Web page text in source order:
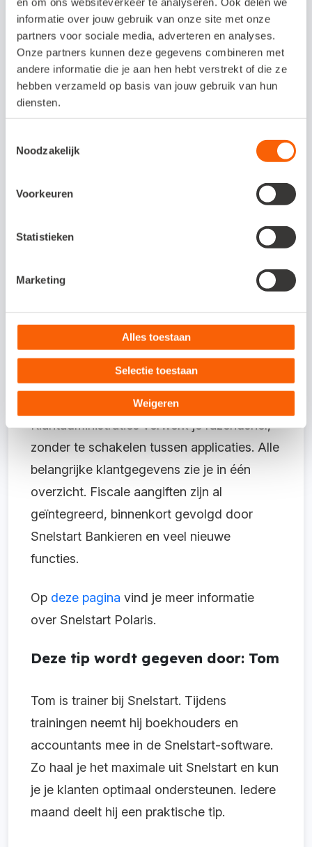
informatie over jouw gebruik van onze site met onze
partners voor sociale media, adverteren en analyses.
Onze partners kunnen deze gegevens combineren met
andere informatie die je aan hen hebt verstrekt of die ze
hebben verzameld op basis van jouw gebruik van hun
diensten.
Noodzakelijk
Voorkeuren
Statistieken
Marketing
Alles toestaan
Selectie toestaan
Weigeren
boekhoudrapportages in Snelstart Polaris.
Probeer het uit in Snelstart Polaris
Duizenden boekhouders en accountants
werkten de afgelopen tijd in Polaris. Heb jij
Met Snelstart Polaris werk je volledig in de
cloud. Het platform, vernoemd naar de
betrouwbare poolster Polaris, is geschikt
gebruikers. Snelstart Polaris combineert het
moderne interface en slimme functies, zoals
realtime banktransacties,
documentherkenning en een Accountancy
Dashboard.
Klantadministraties verwerk je razendsnel,
zonder te schakelen tussen applicaties. Alle
belangrijke klantgegevens zie je in één
overzicht. Fiscale aangiften zijn al
geïntegreerd, binnenkort gevolgd door
Snelstart Bankieren en veel nieuwe
functies.
Op deze pagina vind je meer informatie
over Snelstart Polaris.
Deze tip wordt gegeven door: Tom
Tom is trainer bij Snelstart. Tijdens
trainingen neemt hij boekhouders en
accountants mee in de Snelstart-software.
Zo haal je het maximale uit Snelstart en kun
je je klanten optimaal ondersteunen. Iedere
maand deelt hij een praktische tip.